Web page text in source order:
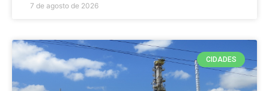
7 de agosto de 2026
CIDADES